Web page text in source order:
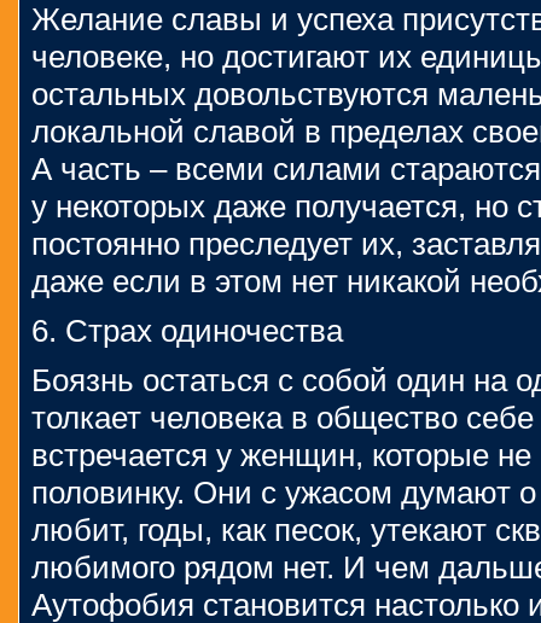
Желание славы и успеха
человеке, но достигают их
остальных довольствуются
локальной славой в пределах
А часть – всеми силами
у некоторых даже получается, но
постоянно преследует их,
даже если в этом нет никакой
6. Страх одиночества
Боязнь остаться с собой один на
толкает человека в общество
встречается у женщин, которые
половинку. Они с ужасом думают
любит, годы, как песок, утекают
любимого рядом нет. И чем
Аутофобия становится настолько